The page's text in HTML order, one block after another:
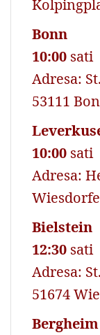
Bonn
10:00 sati
Adresa:
53111
10:00 sati
Adresa:
Bielstein
12:30 sati
Adresa:
51674
Bergheim